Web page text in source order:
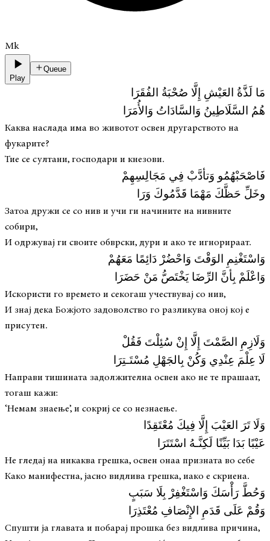
Mk
Play
Queue
مَا لَذَّةُ العَيْشِ إِلَّا صُحْبَةُ الفُقَرَا
هُمُ السَّلَاطِينُ وَالسَّادَاتُ وَالأُمَرَا
Каква наслада има во животот освен другарството на
фукарите?
Тие се султани, господари и кнезови.
فَاصْحَبْهُمُو وَتأدَّبْ فِي مَجَالِسِهِمْ
وخَلِّ حَظَّكَ مَهْمَا قَدَّمُوكَ وَرَا
Затоа дружи се со нив и учи ги начините на нивните
собири,
И одржувај ги своите обврски, дури и ако те игнорираат.
وَاسْتَغْنِمِ الوَقْتَ وَاحْضُرْ دَائِمًا مَعَهُمْ
وَاعْلَمْ بِأنَّ الرِّضَا يَخْتَصُّ مَنْ حَضَرَا
Искористи го времето и секогаш учествувај со нив,
И знај дека Божјото задоволство го разликува оној кој е
присутен.
وَلَازِمِ الصَّمْتَ إِلَّا إِنْ سُئِلْتَ فَقُلْ
لَا عِلْمَ عِنْدِي وَكُنْ بِالجَهْلِ مُسْتَـتِرَا
Направи тишината задолжителна освен ако не те прашаат,
тогаш кажи:
‘Немам знаење’, и сокриј се со незнаење.
وَلَا تَرَ العَيْبَ إِلَّا فِيكَ مُعْتَقِدًا
عَيْبًا بَدَا بَيِّنًا لَكِنَّـهُ اسْتَتَرَا
Не гледај на никаква грешка, освен онаа призната во себе
Како манифестна, јасно видлива грешка, иако е скриена.
وَحُطَّ رَأْسَكَ وَاسْتَغْفِرْ بِلَا سَبَبٍ
وَقُمْ عَلَى قَدَمِ الإِنْصَافِ مُعْتَذِرَا
Спушти ја главата и побарај прошка без видлива причина,